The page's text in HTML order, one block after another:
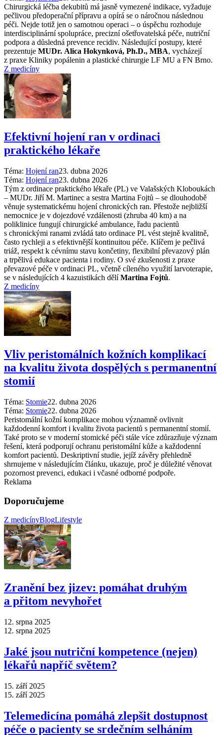
Chirurgická léčba dekubitů má jasně vymezené indikace, vyžaduje
pečlivou předoperační přípravu a opírá se o náročnou následnou
péči. Nejde totiž jen o samotnou operaci –⁠ o úspěchu rozhoduje
interdisciplinární spolupráce, precizní ošetřovatelská péče, nutriční
podpora a důsledná prevence recidiv. Následující postupy, které
prezentuje MUDr. Alica Hokynková, Ph.D., MBA, vycházejí
z praxe Kliniky popálenin a plastické chirurgie LF MU a FN Brno.
Z medicíny
Efektivní hojení ran v ordinaci
praktického lékaře
Téma: Hojení ran23. dubna 2026
Téma: Hojení ran23. dubna 2026
Tým z ordinace praktického lékaře (PL) ve Valašských Kloboukách
–⁠ MUDr. Jiří M. Martinec a sestra Martina Fojtů –⁠ se dlouhodobě
věnuje systematickému hojení chronických ran. Přestože nejbližší
nemocnice je v dojezdové vzdálenosti (zhruba 40 km) a na
poliklinice fungují chirurgické ambulance, řadu pacientů
s chronickými ranami zvládá tato ordinace PL vést stejně kvalitně,
často rychleji a s efektivnější kontinuitou péče. Klíčem je pečlivá
triáž, respekt k cévnímu stavu končetiny, flexibilní převazový plán
a trpělivá edukace pacienta i rodiny. O své zkušenosti z praxe
převazové péče v ordinaci PL, včetně cíleného využití larvoterapie,
se v následujících 4 kazuistikách dělíMartina Fojtů.
Z medicíny
Vliv peristomálních kožních komplikací
na kvalitu života dospělých s permanentní
stomií
Téma: Stomie22. dubna 2026
Téma: Stomie22. dubna 2026
Peristomální kožní komplikace mohou významně ovlivnit
každodenní komfort i kvalitu života pacientů s permanentní stomií.
Také proto se v moderní stomické péči stále více zdůrazňuje význam
řešení, která podporují ochranu peristomální kůže a každodenní
komfort pacientů. Deskriptivní studie, jejíž závěry přehledně
shrnujeme v následujícím článku, ukazuje, proč je důležité věnovat
pozornost prevenci, edukaci i včasné odborné podpoře.
Reklama
Doporučujeme
Z medicínyBlogLifestyle
Zranění bez jizev: pomáhat druhým
a přitom nevyhořet
12. srpna 2025
12. srpna 2025
Jaké jsou nutriční kompetence (nejen)
lékařů napříč světem?
15. září 2025
15. září 2025
Telemedicína pomáhá zlepšit dostupnost
péče o pacienty se srdečním selháním